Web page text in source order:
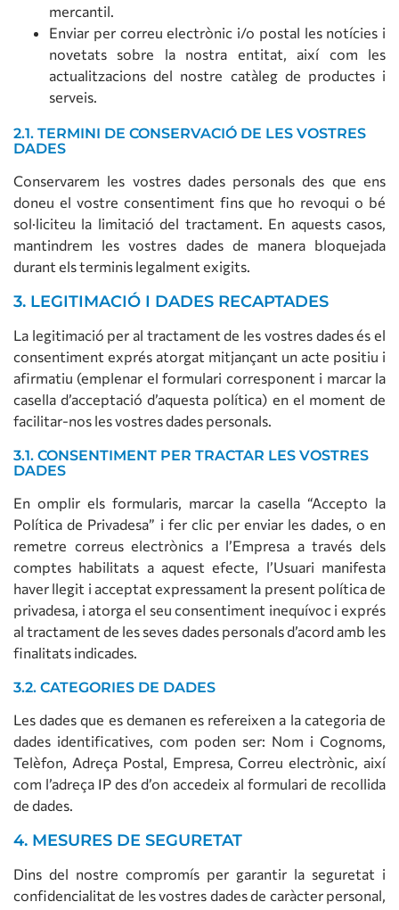
mercantil.
Enviar per correu electrònic i/o postal les notícies i
novetats sobre la nostra entitat, així com les
actualitzacions del nostre catàleg de productes i
serveis.
2.1. TERMINI DE CONSERVACIÓ DE LES VOSTRES
DADES
Conservarem les vostres dades personals des que ens
doneu el vostre consentiment fins que ho revoqui o bé
sol·liciteu la limitació del tractament. En aquests casos,
mantindrem les vostres dades de manera bloquejada
durant els terminis legalment exigits.
3. LEGITIMACIÓ I DADES RECAPTADES
La legitimació per al tractament de les vostres dades és el
consentiment exprés atorgat mitjançant un acte positiu i
afirmatiu (emplenar el formulari corresponent i marcar la
casella d’acceptació d’aquesta política) en el moment de
facilitar-nos les vostres dades personals.
3.1. CONSENTIMENT PER TRACTAR LES VOSTRES
DADES
En omplir els formularis, marcar la casella “Accepto la
Política de Privadesa” i fer clic per enviar les dades, o en
remetre correus electrònics a l’Empresa a través dels
comptes habilitats a aquest efecte, l’Usuari manifesta
haver llegit i acceptat expressament la present política de
privadesa, i atorga el seu consentiment inequívoc i exprés
al tractament de les seves dades personals d’acord amb les
finalitats indicades.
3.2. CATEGORIES DE DADES
Les dades que es demanen es refereixen a la categoria de
dades identificatives, com poden ser: Nom i Cognoms,
Telèfon, Adreça Postal, Empresa, Correu electrònic, així
com l’adreça IP des d’on accedeix al formulari de recollida
de dades.
4. MESURES DE SEGURETAT
Dins del nostre compromís per garantir la seguretat i
confidencialitat de les vostres dades de caràcter personal,